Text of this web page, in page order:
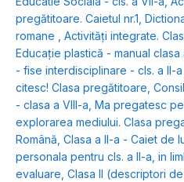
pregătitoare. Caietul nr.1
romane
Activități integrate.
Educație plastică - manual clasa
- fise interdisciplinare - cls. a II-a
citesc! Clasa pregătitoare
- clasa a VIII-a Ma pregatesc
explorarea mediului. Clasa
Română, Clasa a II-a - Caiet de
personala pentru cls. a II-a, in
evaluare, Clasa II (descriptori